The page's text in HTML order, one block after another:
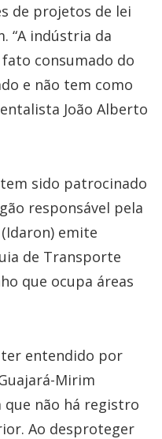
de projetos de lei
“A indústria da
consumado do
e não tem como
João Alberto
sido patrocinado
responsável pela
emite
de Transporte
que ocupa áreas
entendido por
Mirim
não há registro
Ao desproteger